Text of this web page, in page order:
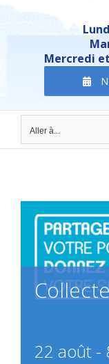
Mercredi
Aller à...
22 août -